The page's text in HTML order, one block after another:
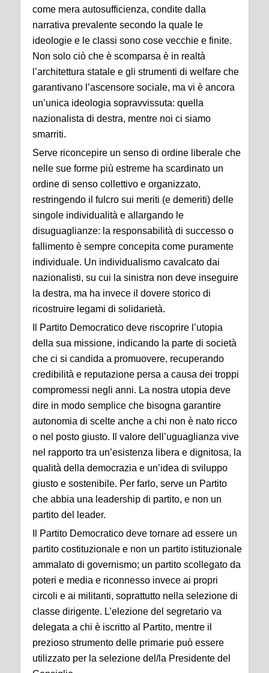
come mera autosufficienza, condite dalla
narrativa prevalente secondo la quale le
ideologie e le classi sono cose vecchie e finite.
Non solo ciò che è scomparsa è in realtà
l’architettura statale e gli strumenti di welfare che
garantivano l’ascensore sociale, ma vi è ancora
un’unica ideologia sopravvissuta: quella
nazionalista di destra, mentre noi ci siamo
smarriti.
Serve riconcepire un senso di ordine liberale che
nelle sue forme più estreme ha scardinato un
ordine di senso collettivo e organizzato,
restringendo il fulcro sui meriti (e demeriti) delle
singole individualità e allargando le
disuguaglianze: la responsabilità di successo o
fallimento è sempre concepita come puramente
individuale. Un individualismo cavalcato dai
nazionalisti, su cui la sinistra non deve inseguire
la destra, ma ha invece il dovere storico di
ricostruire legami di solidarietà.
Il Partito Democratico deve riscoprire l’utopia
della sua missione, indicando la parte di società
che ci si candida a promuovere, recuperando
credibilità e reputazione persa a causa dei troppi
compromessi negli anni. La nostra utopia deve
dire in modo semplice che bisogna garantire
autonomia di scelte anche a chi non è nato ricco
o nel posto giusto. Il valore dell’uguaglianza vive
nel rapporto tra un’esistenza libera e dignitosa, la
qualità della democrazia e un’idea di sviluppo
giusto e sostenibile. Per farlo, serve un Partito
che abbia una leadership di partito, e non un
partito del leader.
Il Partito Democratico deve tornare ad essere un
partito costituzionale e non un partito istituzionale
ammalato di governismo; un partito scollegato da
poteri e media e riconnesso invece ai propri
circoli e ai militanti, soprattutto nella selezione di
classe dirigente. L’elezione del segretario va
delegata a chi è iscritto al Partito, mentre il
prezioso strumento delle primarie può essere
utilizzato per la selezione del/la Presidente del